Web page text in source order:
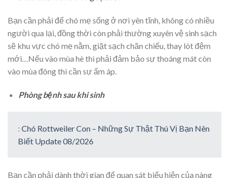
Bạn cần phải để chó mẹ sống ở nơi yên tĩnh, không có nhiều
người qua lại, đồng thời còn phải thường xuyên vệ sinh sạch
sẽ khu vực chó mẹ nằm, giặt sạch chăn chiếu, thay lót đệm
mới…Nếu vào mùa hè thì phải đảm bảo sự thoáng mát còn
vào mùa đông thì cần sự ấm áp.
Phòng bệnh sau khi sinh
: Chó Rottweiler Con – Những Sự Thật Thú Vị Bạn Nên
Biết Update 08/2026
Bạn cần phải dành thời gian để quan sát biểu hiện của nàng